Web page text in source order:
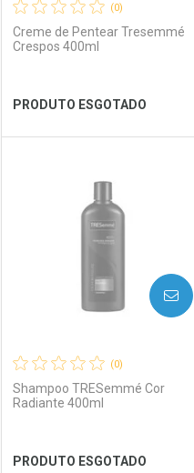
Ver Desconto Convênio
(0)
Creme de Pentear Tresemmé
Crespos 400ml
PRODUTO ESGOTADO
Laboratório
Ver Desconto Convênio
Por Menos
(0)
Shampoo TRESemmé Cor
Radiante 400ml
PRODUTO ESGOTADO
AVISE-ME